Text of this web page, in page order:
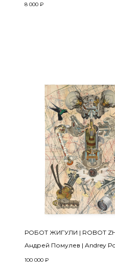
8 000 ₽
РОБОТ ЖИГУЛИ | ROBOT
Андрей Помулев | Andrey
100 000 ₽